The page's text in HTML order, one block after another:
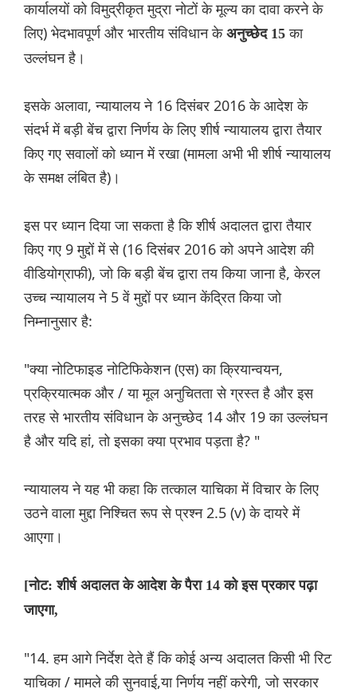
कार्यालयों को विमुद्रीकृत मुद्रा नोटों के मूल्य का दावा करने के
लिए) भेदभावपूर्ण और भारतीय संविधान के अनुच्छेद 15का
उल्लंघन है।
इसके अलावा, न्यायालय ने 16 दिसंबर 2016 के आदेश के
संदर्भ में बड़ी बेंच द्वारा निर्णय के लिए शीर्ष न्यायालय द्वारा तैयार
किए गए सवालों को ध्यान में रखा (मामला अभी भी शीर्ष न्यायालय
के समक्ष लंबित है)।
इस पर ध्यान दिया जा सकता है कि शीर्ष अदालत द्वारा तैयार
किए गए 9 मुद्दों में से (16 दिसंबर 2016 को अपने आदेश की
वीडियोग्राफी), जो कि बड़ी बेंच द्वारा तय किया जाना है, केरल
उच्च न्यायालय ने 5 वें मुद्दों पर ध्यान केंद्रित किया जो
निम्नानुसार है:
"क्या नोटिफाइड नोटिफिकेशन (एस) का क्रियान्वयन,
प्रक्रियात्मक और / या मूल अनुचितता से ग्रस्त है और इस
तरह से भारतीय संविधान के अनुच्छेद 14 और 19 का उल्लंघन
है और यदि हां, तो इसका क्या प्रभाव पड़ता है? "
न्यायालय ने यह भी कहा कि तत्काल याचिका में विचार के लिए
उठने वाला मुद्दा निश्चित रूप से प्रश्न 2.5 (v) के दायरे में
आएगा।
[नोट: शीर्ष अदालत के आदेश के पैरा 14 को इस प्रकार पढ़ा
जाएगा,
"14. हम आगे निर्देश देते हैं कि कोई अन्य अदालत किसी भी रिट
याचिका / मामले की सुनवाई,या निर्णय नहीं करेगी, जो सरकार